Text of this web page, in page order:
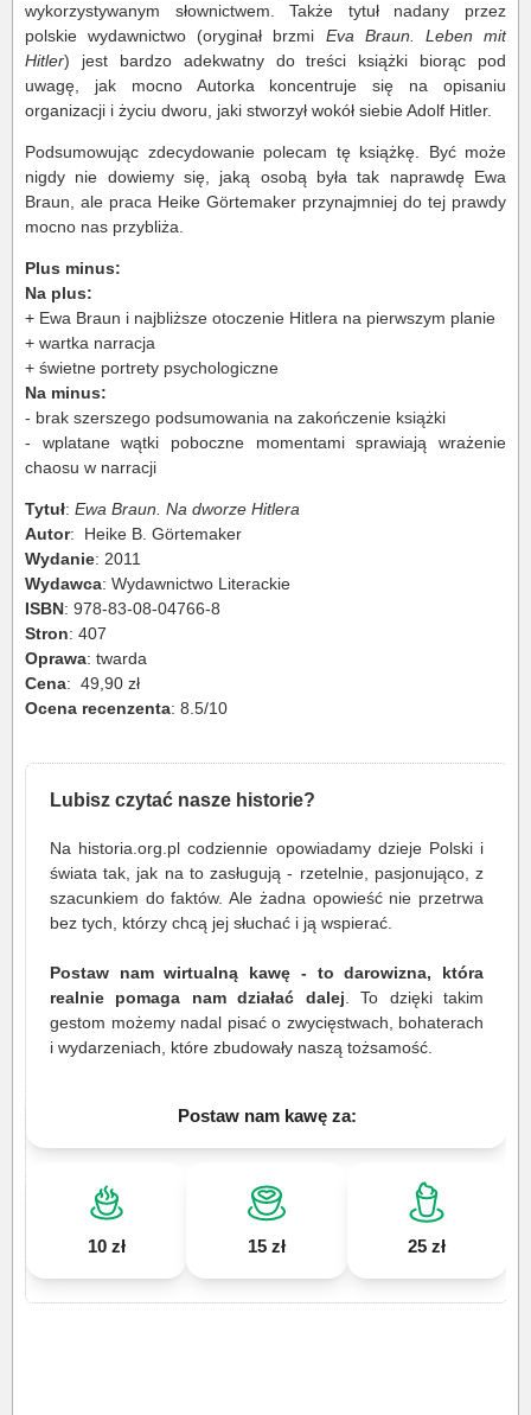
wykorzystywanym słownictwem. Także tytuł nadany przez
polskie wydawnictwo (oryginał brzmi Eva Braun. Leben mit
Hitler) jest bardzo adekwatny do treści książki biorąc pod
uwagę, jak mocno Autorka koncentruje się na opisaniu
organizacji i życiu dworu, jaki stworzył wokół siebie Adolf Hitler.
Podsumowując zdecydowanie polecam tę książkę. Być może
nigdy nie dowiemy się, jaką osobą była tak naprawdę Ewa
Braun, ale praca Heike Görtemaker przynajmniej do tej prawdy
mocno nas przybliża.
Plus minus:
Na plus:
+ Ewa Braun i najbliższe otoczenie Hitlera na pierwszym planie
+ wartka narracja
+ świetne portrety psychologiczne
Na minus:
- brak szerszego podsumowania na zakończenie książki
- wplatane wątki poboczne momentami sprawiają wrażenie
chaosu w narracji
Tytuł: Ewa Braun. Na dworze Hitlera
Autor: Heike B. Görtemaker
Wydanie: 2011
Wydawca: Wydawnictwo Literackie
ISBN: 978-83-08-04766-8
Stron: 407
Oprawa: twarda
Cena: 49,90 zł
Ocena recenzenta: 8.5/10
Lubisz czytać nasze historie?
Na historia.org.pl codziennie opowiadamy dzieje Polski i
świata tak, jak na to zasługują - rzetelnie, pasjonująco, z
szacunkiem do faktów. Ale żadna opowieść nie przetrwa
bez tych, którzy chcą jej słuchać i ją wspierać.
Postaw nam wirtualną kawę - to darowizna, która
realnie pomaga nam działać dalej . To dzięki takim
gestom możemy nadal pisać o zwycięstwach, bohaterach
i wydarzeniach, które zbudowały naszą tożsamość.
Postaw nam kawę za:
10 zł 15 zł 25 zł